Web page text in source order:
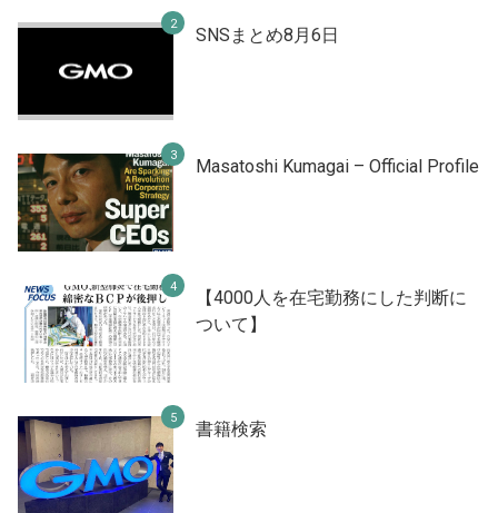
SNSまとめ8月6日
Masatoshi Kumagai – Official Profile
【4000人を在宅勤務にした判断に
ついて】
書籍検索